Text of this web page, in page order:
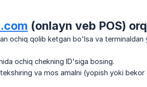
(onlayn veb POS)
ochiq qolib ketgan bo'lsa va
ochiq chekning ID'siga bosing.
va mos amalni (yopish yoki bekor